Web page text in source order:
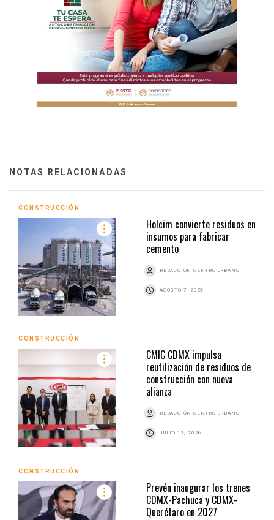
NOTAS RELACIONADAS
CONSTRUCCIÓN
Holcim convierte residuos en
insumos para fabricar
cemento
REDACCIÓN CENTRO URBANO
AGOSTO 7, 2026
CONSTRUCCIÓN
CMIC CDMX impulsa
reutilización de residuos de
construcción con nueva
alianza
REDACCIÓN CENTRO URBANO
JULIO 17, 2026
CONSTRUCCIÓN
Prevén inaugurar los trenes
CDMX-Pachuca y CDMX-
Querétaro en 2027